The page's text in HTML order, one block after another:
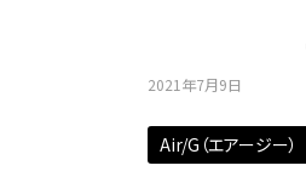
2021年7月9日
Air/G（エアージー）